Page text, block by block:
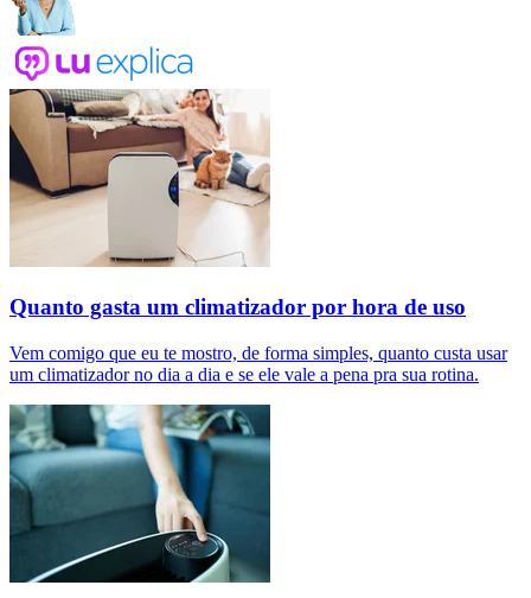
Quanto gasta um climatizador por hora de uso
Vem comigo que eu te mostro, de forma simples, quanto custa usar
um climatizador no dia a dia e se ele vale a pena pra sua rotina.